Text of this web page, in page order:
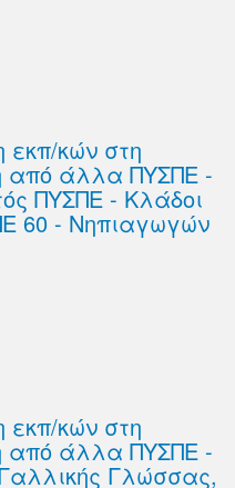
εκπ/κών στη
από άλλα ΠΥΣΠΕ -
ΠΥΣΠΕ - Κλάδοι
60 - Νηπιαγωγών
εκπ/κών στη
από άλλα ΠΥΣΠΕ -
Γλώσσας,